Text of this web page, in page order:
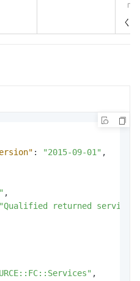
「
く
: "2015-09-01" ,
,
"Qualified returned service
,